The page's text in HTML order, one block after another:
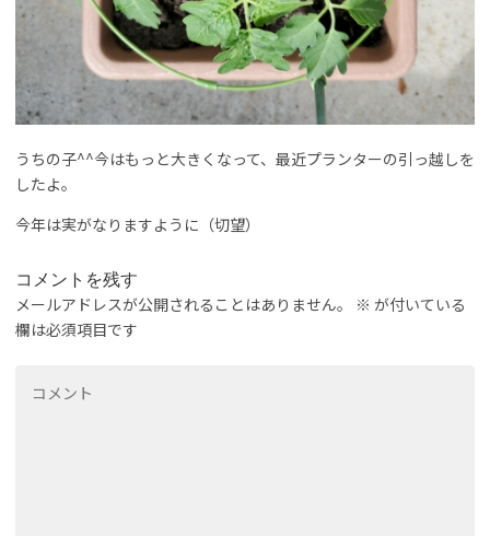
うちの子^^今はもっと大きくなって、最近プランターの引っ越しを
したよ。
今年は実がなりますように（切望）
コメントを残す
メールアドレスが公開されることはありません。 ※ が付いている
欄は必須項目です